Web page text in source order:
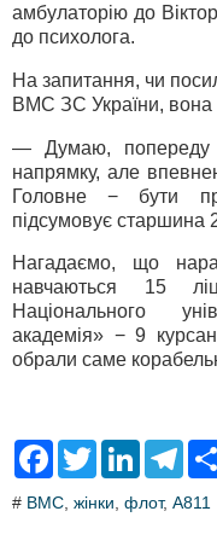
амбулаторію до
до психолога.
На запитання, чи
ВМС ЗС України, вона
— Думаю,
напрямку, але
Головне − бути
підсумовує старшина 2
Нагадаємо, що
навчаються 15
Національного
академія» − 9
обрали саме
F
e
T
t
L
k
T
e
# ВМС, жінки, флот, A811